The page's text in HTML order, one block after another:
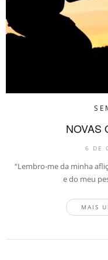
NOVAS
6 DE
“Lembro-me da minha
e do meu
MAIS